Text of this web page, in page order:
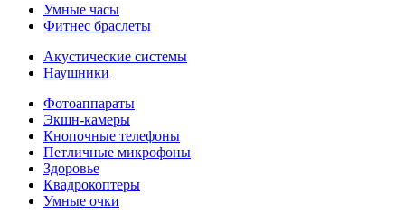
Умные часы
Фитнес браслеты
Акустические системы
Наушники
Фотоаппараты
Экшн-камеры
Кнопочные телефоны
Петличные микрофоны
Здоровье
Квадрокоптеры
Умные очки